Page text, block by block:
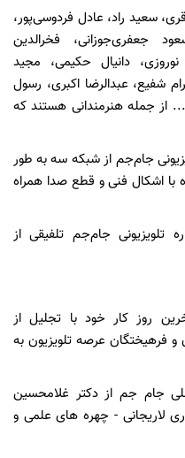
سعید راد، عادل فردوسی‌پور،
جعفری‌جوزانی، فخرالدین
دانیال حکیمی، مجید
شفیع، عبدالرضا اکبری، رسول
از جمله هنرمندانی هستند که
جام‌جم از شبکه سه به طور
اشکال فنی و قطع صدا همراه
تلویزیونی جام‌جم تلفیقی از
روز کار خود با تجلیل از
و فرهیختگان عرصه تلویزیون به
جام جم از دکتر غلامحسین
لاریجانی - چهره های علمی و